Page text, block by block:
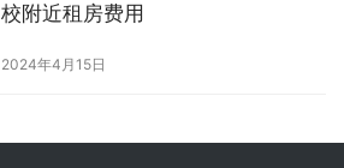
校附近租房费用
2024年4月15日